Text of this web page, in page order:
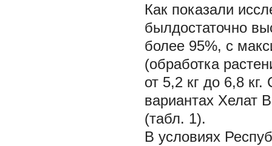
Как показали
былдостаточно
более 95%, с
(обработка
от 5,2 кг до 6,8
вариантах Хелат
(табл. 1).
В условиях